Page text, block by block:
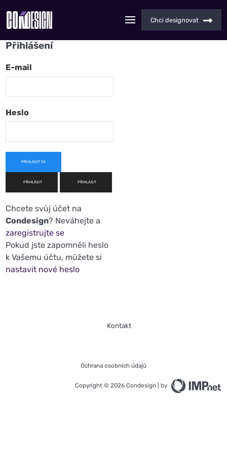
Chci designovat
Přihlášení
E-mail
Heslo
PŘIHLÁSIT SE
PŘIHLÁSIT PŘIHLÁSIT
Chcete svůj účet na
Condesign? Neváhejte a
zaregistrujte se
Pokud jste zapomněli heslo
k Vašemu účtu, můžete si
nastavit nové heslo
Kontakt
Ochrana osobních údajů
Copyright © 2026 Condesign | by